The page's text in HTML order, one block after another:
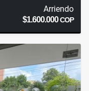
Arriendo
$1.600.000COP